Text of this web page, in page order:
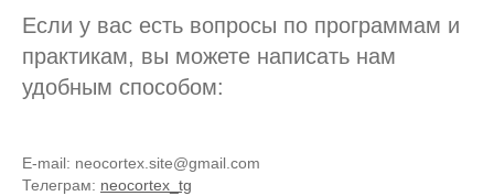
Если у вас есть вопросы по программам и
практикам, вы можете написать нам
удобным способом:
E-mail: neocortex.site@gmail.com
Телеграм: neocortex_tg